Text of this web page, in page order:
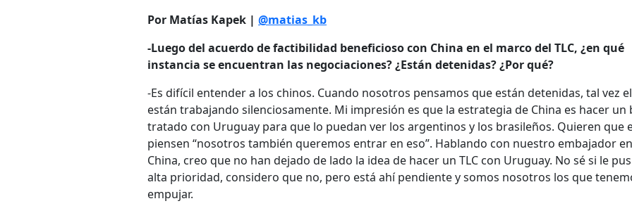
Por Matías Kapek | @matias_kb
-Luego del acuerdo de factibilidad beneficioso con China en el marco del TLC, ¿en qué
instancia se encuentran las negociaciones? ¿Están detenidas? ¿Por qué?
-Es difícil entender a los chinos. Cuando nosotros pensamos que están detenidas, tal vez
están trabajando silenciosamente. Mi impresión es que la estrategia de China es hacer un
tratado con Uruguay para que lo puedan ver los argentinos y los brasileños. Quieren que
piensen “nosotros también queremos entrar en eso”. Hablando con nuestro embajador en
China, creo que no han dejado de lado la idea de hacer un TLC con Uruguay. No sé si le
alta prioridad, considero que no, pero está ahí pendiente y somos nosotros los que
empujar.